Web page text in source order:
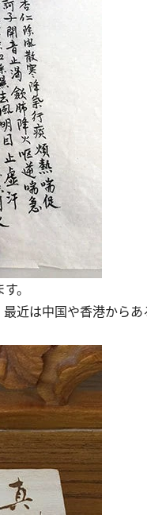
。
近は中国や香港から